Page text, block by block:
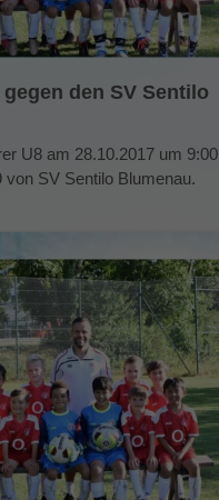
den SV Sentilo
U8 am 28.10.2017 um 9:00
von SV Sentilo Blumenau.